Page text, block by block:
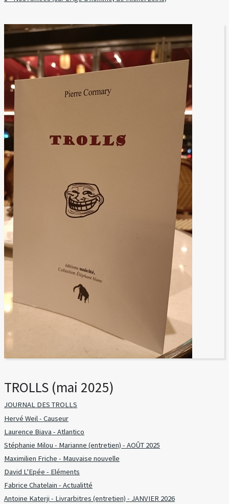
TROLLS (mai 2025)
JOURNAL DES TROLLS
Hervé Weil - Causeur
Laurence Biava - Atlantico
Stéphanie Milou - Marianne (entretien) - AOÛT 2025
Maximilien Friche - Mauvaise nouvelle
David L'Epée - Eléments
Fabrice Chatelain - Actualitté
Antoine Katerji - Livrarbitres (entretien) - JANVIER 2026